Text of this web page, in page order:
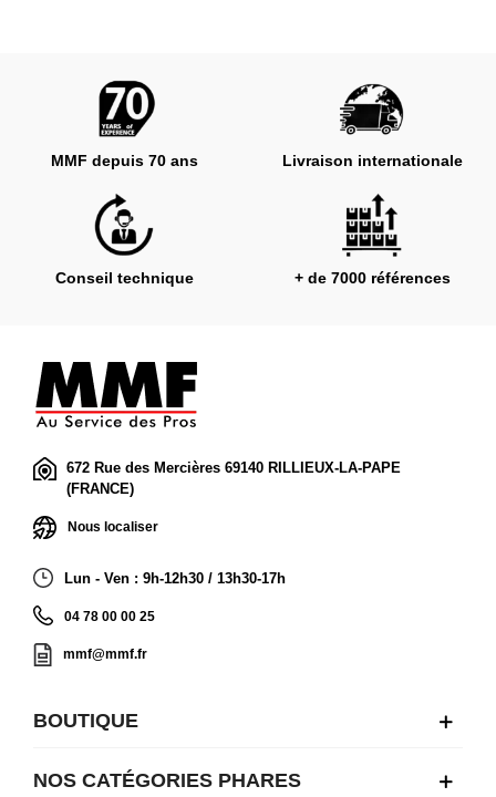
MMF depuis 70 ans Livraison internationale
Conseil technique + de 7000 références
672 Rue des Mercières 69140 RILLIEUX-LA-PAPE
(FRANCE)
Nous localiser
Lun - Ven : 9h-12h30 / 13h30-17h
04 78 00 00 25
mmf@mmf.fr
BOUTIQUE
NOS CATÉGORIES PHARES